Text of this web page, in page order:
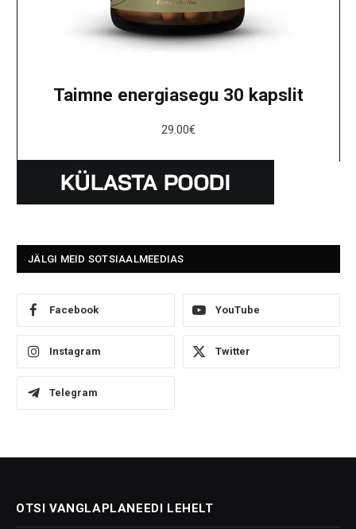
Taimne energiasegu 30 kapslit
29.00€
JÄLGI MEID SOTSIAALMEEDIAS
Facebook YouTube
Instagram Twitter
Telegram
OTSI VANGLAPLANEEDI LEHELT